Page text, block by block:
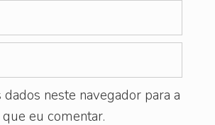
neste navegador para a
eu comentar.